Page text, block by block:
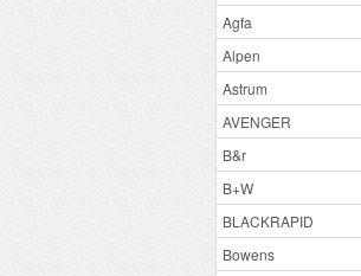
Agfa
Alpen
Astrum
AVENGER
B&r
B+W
BLACKRAPID
Bowens